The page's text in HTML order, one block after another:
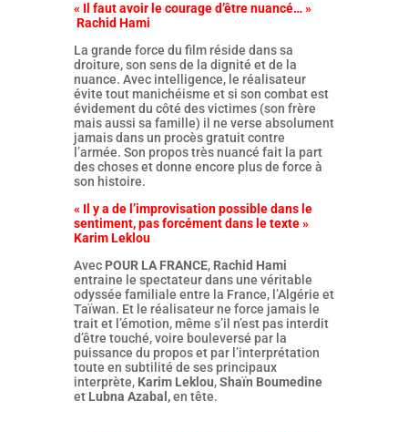
« Il faut avoir le courage d’être nuancé… »
Rachid Hami
La grande force du film réside dans sa
droiture, son sens de la dignité et de la
nuance. Avec intelligence, le réalisateur
évite tout manichéisme et si son combat est
évidement du côté des victimes (son frère
mais aussi sa famille) il ne verse absolument
jamais dans un procès gratuit contre
l’armée. Son propos très nuancé fait la part
des choses et donne encore plus de force à
son histoire.
« Il y a de l’improvisation possible dans le
sentiment, pas forcément dans le texte »
Karim Leklou
Avec POUR LA FRANCE, Rachid Hami
entraine le spectateur dans une véritable
odyssée familiale entre la France, l’Algérie et
Taïwan. Et le réalisateur ne force jamais le
trait et l’émotion, même s’il n’est pas interdit
d’être touché, voire bouleversé par la
puissance du propos et par l’interprétation
toute en subtilité de ses principaux
interprète, Karim Leklou,Shaïn Boumedine
et Lubna Azabal,en tête.